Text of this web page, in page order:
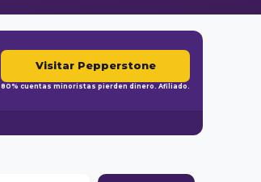
Visitar Pepperstone
80% cuentas minoristas pierden dinero. Afiliado.